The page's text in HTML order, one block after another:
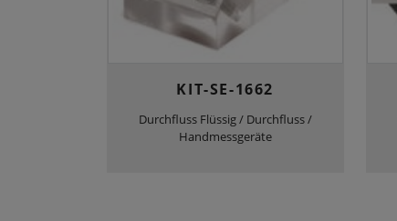
KIT-SE-1662
Durchfluss Flüssig / Durchfluss /
Handmessgeräte